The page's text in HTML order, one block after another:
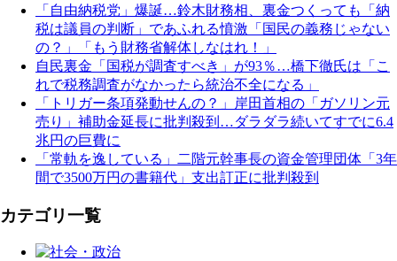
「自由納税党」爆誕…鈴木財務相、裏金つくっても「納
税は議員の判断」であふれる憤激「国民の義務じゃない
の？」「もう財務省解体しなはれ！」
自民裏金「国税が調査すべき」が93％…橋下徹氏は「こ
れで税務調査がなかったら統治不全になる」
「トリガー条項発動せんの？」岸田首相の「ガソリン元
売り」補助金延長に批判殺到…ダラダラ続いてすでに6.4
兆円の巨費に
「常軌を逸している」二階元幹事長の資金管理団体「3年
間で3500万円の書籍代」支出訂正に批判殺到
カテゴリ一覧